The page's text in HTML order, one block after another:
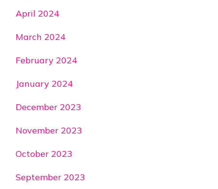
April 2024
March 2024
February 2024
January 2024
December 2023
November 2023
October 2023
September 2023